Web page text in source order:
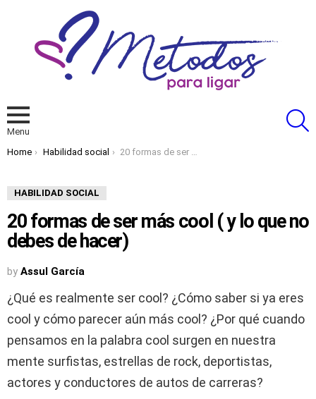
Menu
You are here:
Home Habilidad social 20 formas de ser más cool ( y lo que no debes de hacer)
HABILIDAD SOCIAL
20 formas de ser más cool ( y lo que no
debes de hacer)
by Assul García
¿Qué es realmente ser cool? ¿Cómo saber si ya eres
cool y cómo parecer aún más cool? ¿Por qué cuando
pensamos en la palabra cool surgen en nuestra
mente surfistas, estrellas de rock, deportistas,
actores y conductores de autos de carreras?